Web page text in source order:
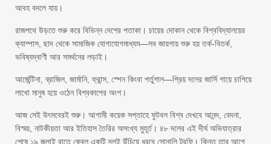
আবহ বদলে যায়।
রাজপথে উড়তে শুরু করে বিভিন্ন দেশের পতাকা। চায়ের দোকান থেকে বিশ্ববিদ্যালয়ের
ক্যাম্পাস, ছাদ থেকে সামাজিক যোগাযোগমাধ্যম—সব জায়গায় শুরু হয় তর্ক-বিতর্ক,
ভবিষ্যদ্বাণী আর সমর্থনের লড়াই।
আর্জেন্টিনা, ব্রাজিল, জার্মানি, ফ্রান্স, স্পেন কিংবা পর্তুগাল—প্রিয় দলের জার্সি গায়ে চাপিয়ে
লাখো মানুষ হয়ে ওঠেন বিশ্বকাপের অংশ।
আজ সেই উৎসবেরই শুরু। আগামী কয়েক সপ্তাহে ফুটবল বিশ্ব দেখবে আনন্দ, বেদনা,
বিস্ময়, নাটকীয়তা আর ইতিহাস তৈরির অসংখ্য মুহূর্ত। ৪৮ দলের এই দীর্ঘ অভিযাত্রার
শেষে ১৯ জুলাই রাতে কেবল একটি দলই উঁচিয়ে ধরবে সোনালি ট্রফি। কিন্তু তার আগে